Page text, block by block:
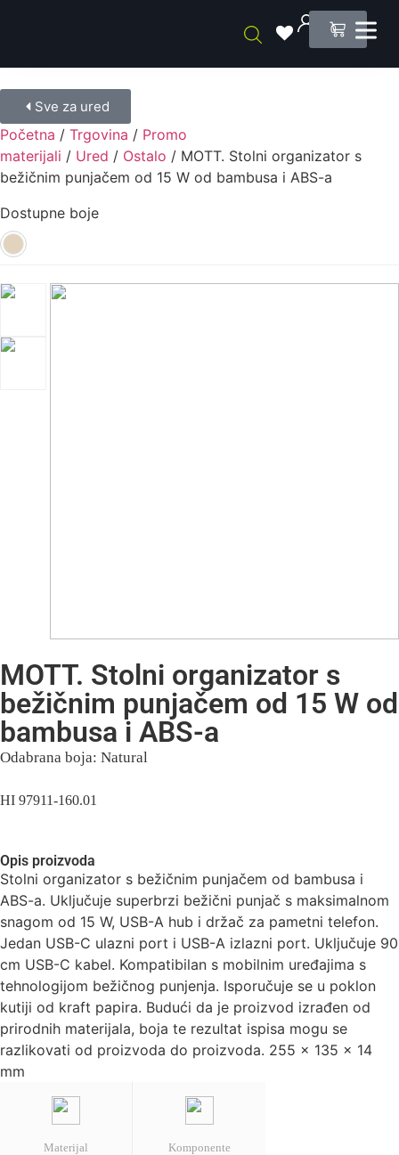
0
Sve za ured
Početna / Trgovina / Promo
materijali / Ured / Ostalo / MOTT. Stolni organizator s
bežičnim punjačem od 15 W od bambusa i ABS-a
Dostupne boje
MOTT. Stolni organizator s
bežičnim punjačem od 15 W od
bambusa i ABS-a
Odabrana boja: Natural
HI 97911-160.01
Opis proizvoda
Stolni organizator s bežičnim punjačem od bambusa i
ABS-a. Uključuje superbrzi bežični punjač s maksimalnom
snagom od 15 W, USB-A hub i držač za pametni telefon.
Jedan USB-C ulazni port i USB-A izlazni port. Uključuje 90
cm USB-C kabel. Kompatibilan s mobilnim uređajima s
tehnologijom bežičnog punjenja. Isporučuje se u poklon
kutiji od kraft papira. Budući da je proizvod izrađen od
prirodnih materijala, boja te rezultat ispisa mogu se
razlikovati od proizvoda do proizvoda. 255 x 135 x 14
mm
Materijal Komponente